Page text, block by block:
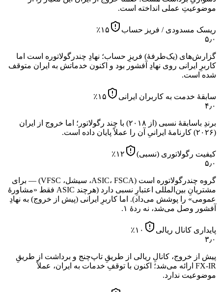
موضوعیتِ عملی انداخته است.
ریسک مسدودی / فریز حساب ۱۵٪
۵٫۰
گزارش‌های (یک‌طرفهٔ) فریزِ حساب؛ نهادِ چندرگولاتوره است اما
کاربرِ ایرانی روی نهادِ آفشور بود و اکنون خدماتش به ایران متوقف
شده است.
سابقهٔ خدمت به کاربران ایرانی ۱۵٪
۴٫۰
برندِ باسابقهٔ نسبی (از ۲۰۱۸) با چند رگولاتور؛ اما خروج از ایران
(۲۰۲۶) کارنامهٔ ایرانیِ آن را عملاً پایان داده است.
کیفیت رگولاتوری (نسبی) ۱۲٪
۵٫۰
گروه چندرگولاتوره است (ASIC، FSCA، سیشل، VFSC) — برای
مشتریانِ بین‌المللی اعتبارِ نسبی دارد (هرچند ASIC فقط «مشاورهٔ
عمومی» را پوشش می‌داد). اما کاربرِ ایرانی (پیش از خروج) به نهادِ
آفشور وصل می‌شد، نه ردهٔ ۱.
پایداری کانال ریالی ۱۰٪
۳٫۰
پیش از خروج، کانالِ ریالی از طریقِ تاپ‌چنج و برداشت از طریقِ
FX-IR ارائه می‌شد؛ اکنون با توقفِ خدمات به ایران، عملاً
موضوعیت ندارد.